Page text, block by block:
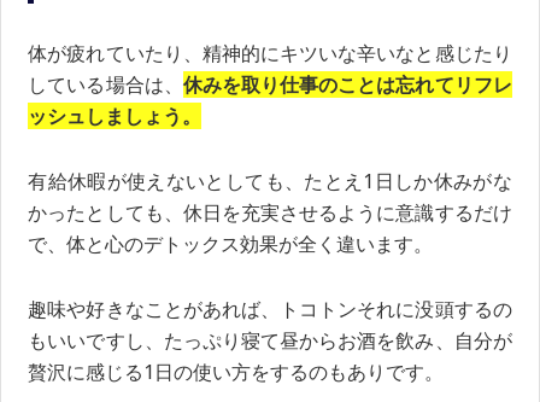
体が疲れていたり、精神的にキツいな辛いなと感じたり
している場合は、 休みを取り仕事のことは忘れてリフレ
ッシュしましょう。
有給休暇が使えないとしても、たとえ1日しか休みがな
かったとしても、休日を充実させるように意識するだけ
で、体と心のデトックス効果が全く違います。
趣味や好きなことがあれば、トコトンそれに没頭するの
もいいですし、たっぷり寝て昼からお酒を飲み、自分が
贅沢に感じる1日の使い方をするのもありです。